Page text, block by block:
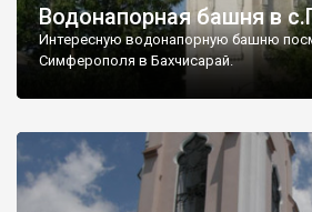
Водонапорная башня в
Интересную водонапорную башню
Симферополя в Бахчисарай.